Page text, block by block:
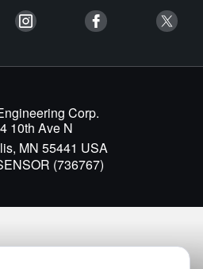
Corp.
10th Ave N
MN 55441 USA
(736767)